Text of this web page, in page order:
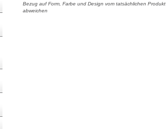
Bezug auf Form, Farbe und Design vom tatsächlichen Produkt
abweichen